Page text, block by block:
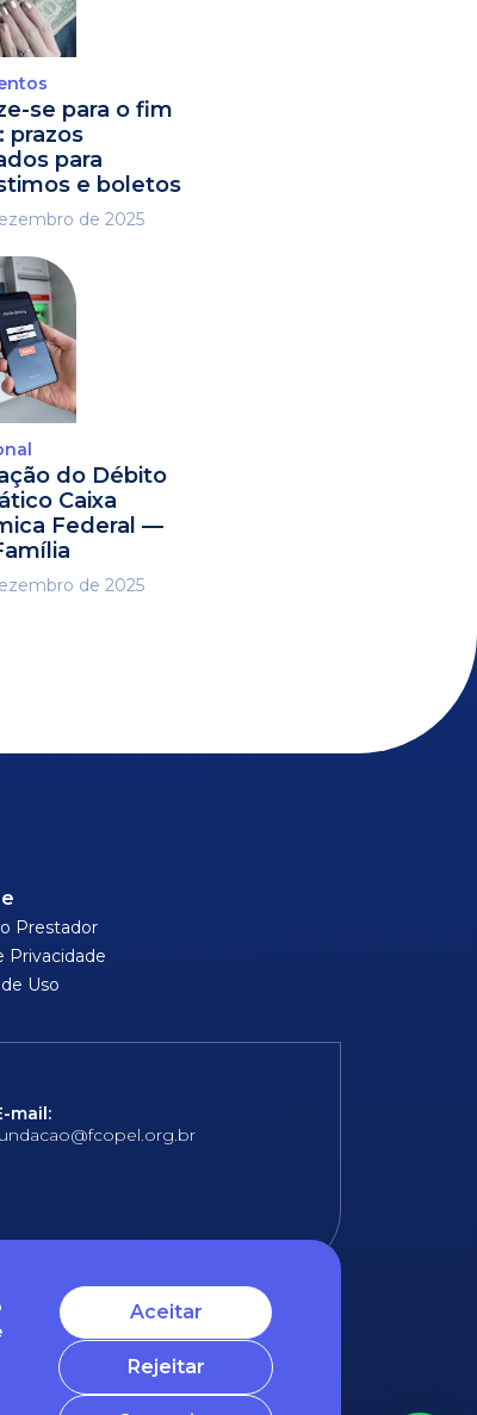
Aceitar
Rejeitar
se para o fim
prazos
para
e boletos
de 2025
do Débito
Caixa
Federal —
de 2025
Prestador
Privacidade
Uso
mail: